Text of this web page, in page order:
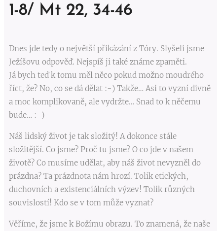
1-8/ Mt 22, 34-46
Dnes jde tedy o největší přikázání z Tóry. Slyšeli jsme
Ježíšovu odpověď. Nejspíš ji také známe zpaměti.
Já bych teď k tomu měl něco pokud možno moudrého
říct, že? No, co se dá dělat :-) Takže… Asi to vyzní divně
a moc komplikovaně, ale vydržte… Snad to k něčemu
bude… :-)
Náš lidský život je tak složitý! A dokonce stále
složitější. Co jsme? Proč tu jsme? O co jde v našem
životě? Co musíme udělat, aby náš život nevyzněl do
prázdna? Ta prázdnota nám hrozí. Tolik etických,
duchovních a existenciálních výzev! Tolik různých
souvislostí! Kdo se v tom může vyznat?
Věříme, že jsme k Božímu obrazu. To znamená, že naše